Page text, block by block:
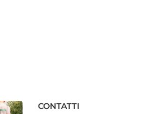
CONTATTI